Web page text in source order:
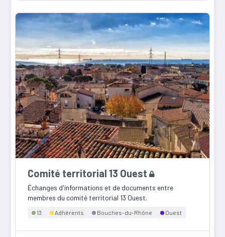
Comité territorial 13 Ouest
Échanges d'informations et de documents entre
membres du comité territorial 13 Ouest.
13 Adhérents Bouches-du-Rhône Ouest